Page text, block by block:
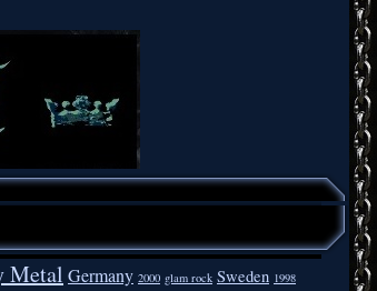
Metal Germany 2000 glam rock Sweden 1998